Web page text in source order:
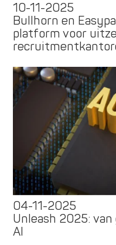
10-11-2025
Bullhorn en
platform voor
04-11-2025
Unleash 2025:
AI